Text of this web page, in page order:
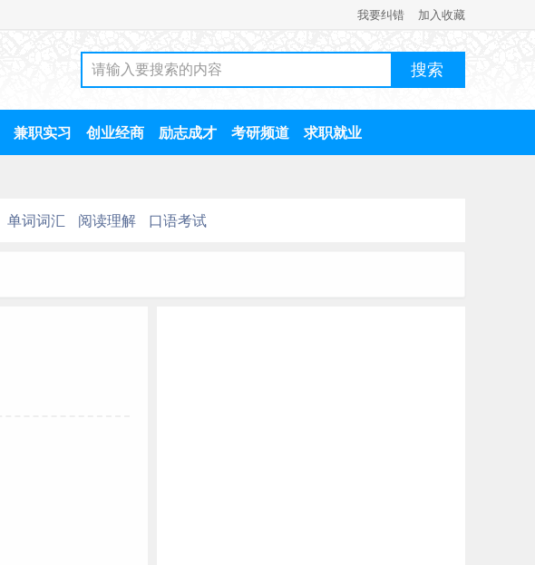
我要纠错 加入收藏
兼职实习 创业经商 励志成才 考研频道 求职就业
单词词汇 阅读理解 口语考试